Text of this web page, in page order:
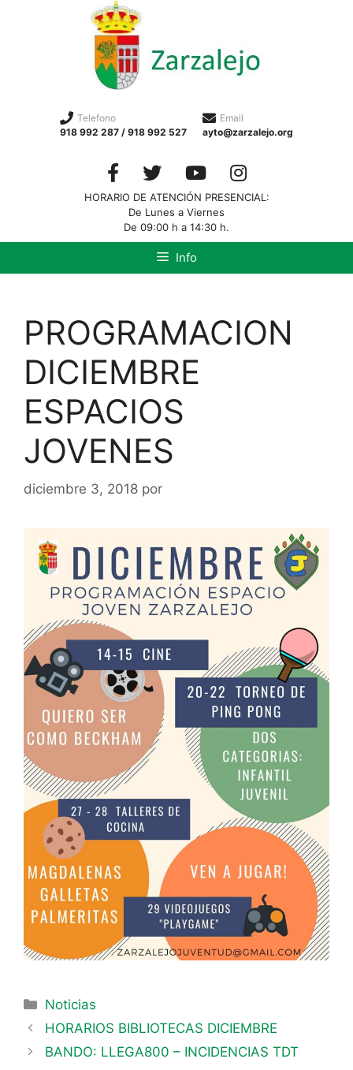
Telefono
918 992 287 / 918 992 527
Email
ayto@zarzalejo.org
HORARIO DE ATENCIÓN PRESENCIAL:
De Lunes a Viernes
De 09:00 h a 14:30 h.
Info
PROGRAMACION
DICIEMBRE
ESPACIOS
JOVENES
diciembre 3, 2018 por
Noticias
HORARIOS BIBLIOTECAS DICIEMBRE
BANDO: LLEGA800 – INCIDENCIAS TDT